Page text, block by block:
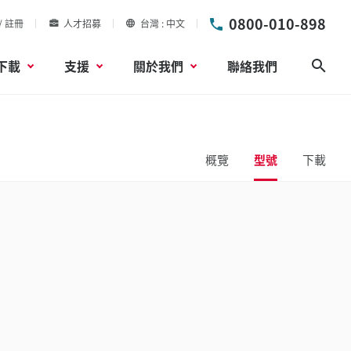
註冊 人才招募 台灣 中文 0800-010-898
載 支援 關於我們 聯絡我們
概覽 型號 下載